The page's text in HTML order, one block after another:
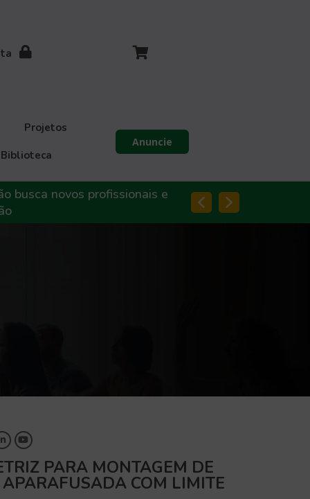
Projetos
Biblioteca
Anuncie
busca novos profissionais e
PARA MONTAGEM DE
COM LIMITE